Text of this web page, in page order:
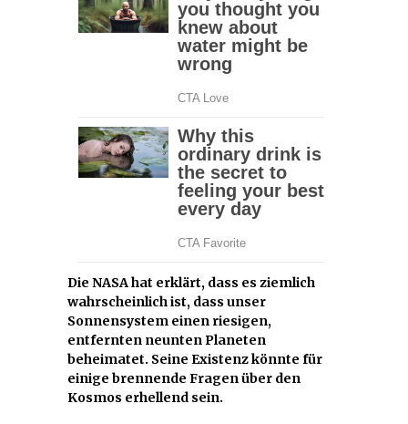
Die NASA hat erklärt, dass es ziemlich
wahrscheinlich ist, dass unser
Sonnensystem einen riesigen,
entfernten neunten Planeten
beheimatet. Seine Existenz könnte für
einige brennende Fragen über den
Kosmos erhellend sein.